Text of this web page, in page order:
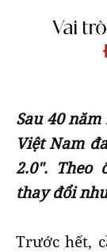
Sau 40
Việt Nam
2.0". Theo
thay đổi
Trước hết,